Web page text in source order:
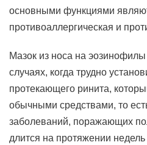
основными функциями
противоаллергическая и
Мазок из носа на
случаях, когда трудно
протекающего ринита,
обычными средствами, то
заболеваний, поражающих
длится на протяжении